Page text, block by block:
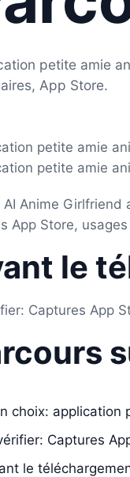
petite amie
App Store.
petite amie
petite amie
AI Anime Girlfriend
App Store,
le
Captures App
choix: application
Captures
le